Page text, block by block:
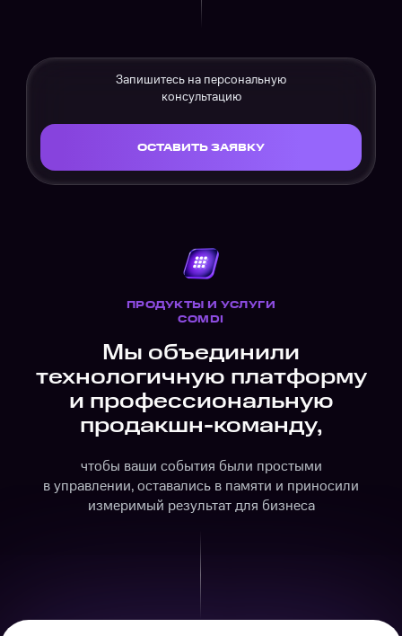
Запишитесь на персональную
консультацию
ОСТАВИТЬ ЗАЯВКУ
ПРОДУКТЫ И УСЛУГИ
COMDI
Мы объединили
технологичную платформу
и профессиональную
продакшн-команду,
чтобы ваши события были простыми
в управлении, оставались в памяти и приносили
измеримый результат для бизнеса